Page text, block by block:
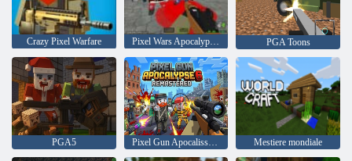
Crazy Pixel Warfare Pixel Wars Apocalypse Zombie PGA Toons
PGA5 Pixel Gun Apocalisse 6 rimasterizzato Mestiere mondiale